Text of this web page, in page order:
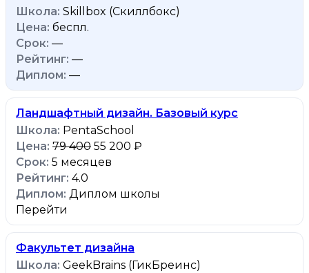
Skillbox (Скиллбокс)
беспл.
—
—
—
Ландшафтный дизайн. Базовый курс
PentaSchool
79 400 55 200 ₽
5 месяцев
4.0
Диплом школы
Перейти
Факультет дизайна
GeekBrains (ГикБреинс)